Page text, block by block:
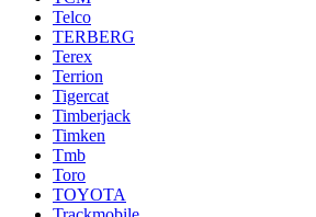
Telco
TERBERG
Terex
Terrion
Tigercat
Timberjack
Timken
Tmb
Toro
TOYOTA